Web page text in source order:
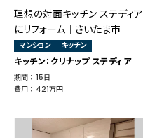
理想の対面キッチン ステディア
にリフォーム│さいたま市
マンション キッチン
キッチン：クリナップ ステディア
期間 ： 15日
費用 ： 421万円